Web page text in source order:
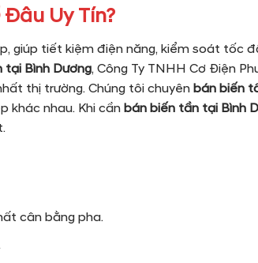
Uy Tín?
giúp tiết kiệm điện năng, kiểm soát tốc
tại Bình Dương, Công Ty TNHH Cơ Điện
thị trường. Chúng tôi chuyên bán biến
khác nhau. Khi cần bán biến tần tại Bình
cân bằng pha.